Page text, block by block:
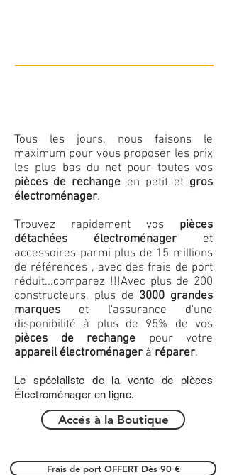
Tous les jours, nous faisons le
maximum pour vous proposer les prix
les plus bas du net pour toutes vos
pièces de rechange en petit et gros
électroménager.
Trouvez rapidement vos pièces
détachées électroménager et
accessoires parmi plus de 15 millions
de références , avec des frais de port
réduit...comparez !!!Avec plus de 200
constructeurs, plus de 3000 grandes
marques et l'assurance d'une
disponibilité à plus de 95% de vos
pièces de rechange pour votre
appareil électroménager à réparer.
Le spécialiste de la vente de pièces
Électroménager en ligne.
Accés à la Boutique
Frais de port OFFERT Dès 90 €